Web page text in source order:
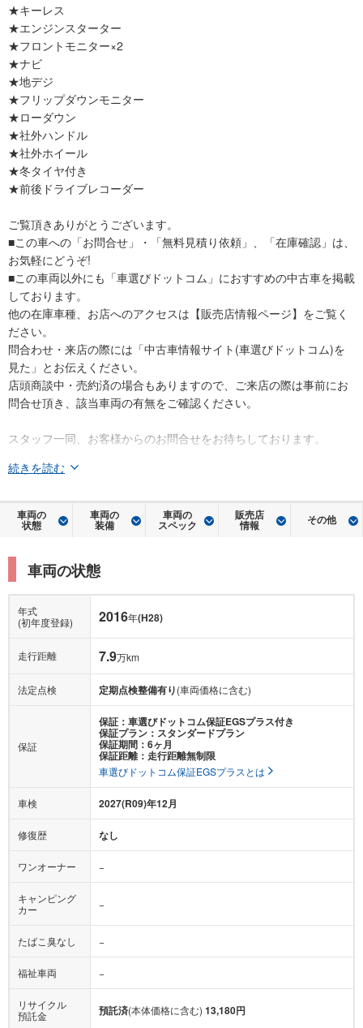
★キーレス
★エンジンスターター
★フロントモニター×2
★ナビ
★地デジ
★フリップダウンモニター
★ローダウン
★社外ハンドル
★社外ホイール
★冬タイヤ付き
★前後ドライブレコーダー
ご覧頂きありがとうございます。
■この車への「お問合せ」・「無料見積り依頼」、「在庫確認」は、
お気軽にどうぞ!
■この車両以外にも「車選びドットコム」におすすめの中古車を掲載
しております。
他の在庫車種、お店へのアクセスは【販売店情報ページ】をご覧く
ださい。
問合わせ・来店の際には「中古車情報サイト(車選びドットコム)を
見た」とお伝えください。
店頭商談中・売約済の場合もありますので、ご来店の際は事前にお
問合せ頂き、該当車両の有無をご確認ください。
スタッフ一同、お客様からのお問合せをお待ちしております。
続きを読む
車両の
状態
車両の
装備
車両の
スペック
販売店
情報 その他
車両の状態
年式
(初年度登録)
2016年(H28)
走行距離 7.9万km
法定点検 定期点検整備有り(車両価格に含む)
保証
保証：車選びドットコム保証EGSプラス付き
保証プラン：スタンダードプラン
保証期間：6ヶ月
保証距離：走行距離無制限
車選びドットコム保証EGSプラスとは
車検 2027(R09)年12月
修復歴 なし
ワンオーナー −
キャンピング
カー
−
たばこ臭なし −
福祉車両 −
リサイクル
預託金
預託済(本体価格に含む) 13,180円